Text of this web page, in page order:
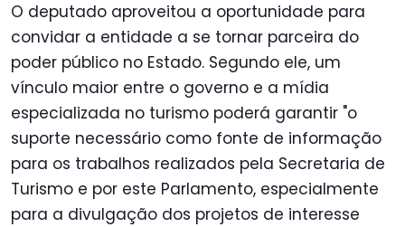
O deputado aproveitou a oportunidade para
convidar a entidade a se tornar parceira do
poder público no Estado. Segundo ele, um
vínculo maior entre o governo e a mídia
especializada no turismo poderá garantir "o
suporte necessário como fonte de informação
para os trabalhos realizados pela Secretaria de
Turismo e por este Parlamento, especialmente
para a divulgação dos projetos de interesse